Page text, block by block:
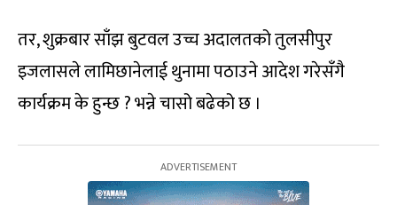
तर, शुक्रबार साँझ बुटवल उच्च अदालतको तुलसीपुर
इजलासले लामिछानेलाई थुनामा पठाउने आदेश गरेसँगै
कार्यक्रम के हुन्छ ? भन्ने चासो बढेको छ ।